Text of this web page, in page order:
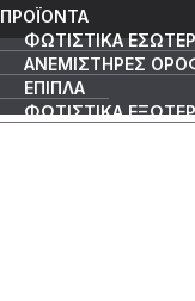
ΠΡΟΪΟΝΤΑ
ΦΩΤΙΣΤΙΚΑ
ΑΝΕΜΙΣΤΗΡΕΣ
ΕΠΙΠΛΑ
ΦΩΤΙΣΤΙΚΑ